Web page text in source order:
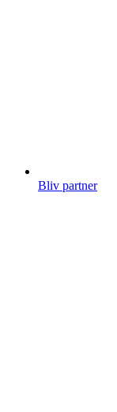
Bliv partner